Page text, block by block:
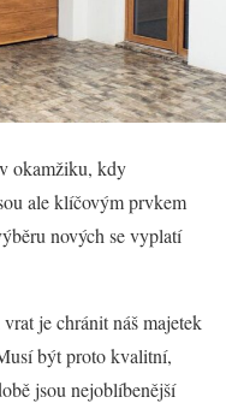
okamžiku, kdy
ale klíčovým prvkem
nových se vyplatí
je chránit náš majetek
být proto kvalitní,
jsou nejoblíbenější